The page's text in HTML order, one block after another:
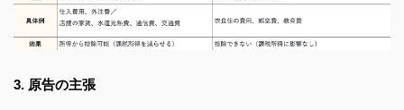
3. 原告の主張